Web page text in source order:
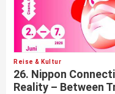
Reise & Kultur
26. Nippon
Reality – Between